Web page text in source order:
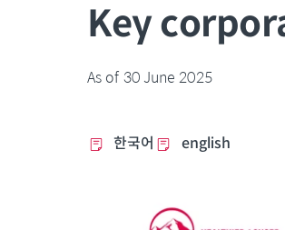
Key
As of 30 June 2025
한국어 english